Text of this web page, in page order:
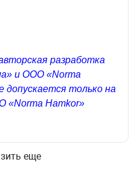
разработка
и ООО «Norma
допускается только на
«Norma Hamkor»
еще